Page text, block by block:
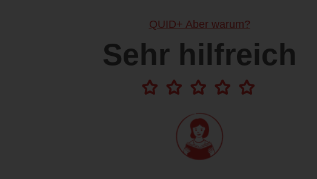
QUID+ Aber warum?
Sehr hilfreich